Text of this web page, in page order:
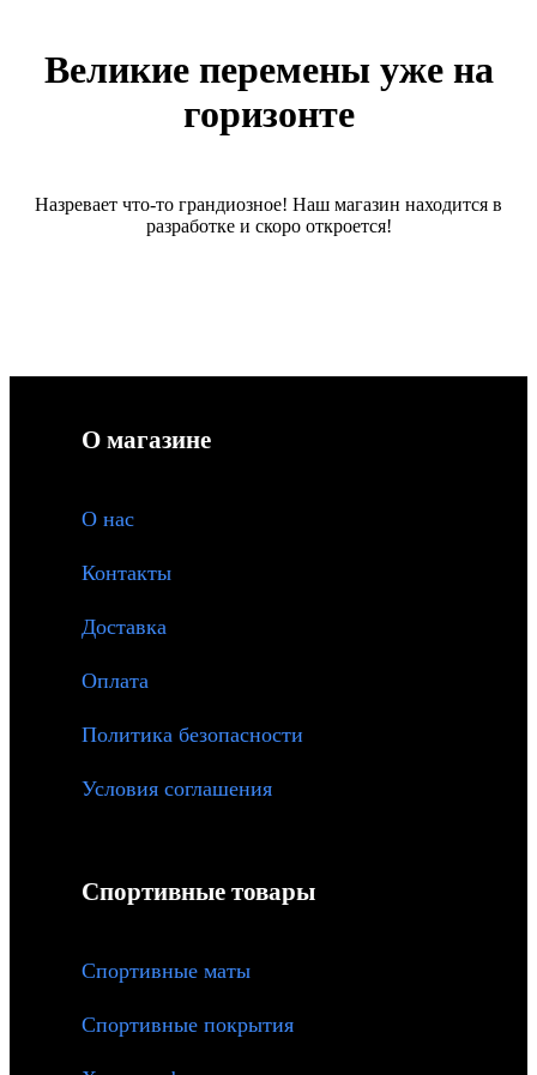
Великие перемены уже на
горизонте
Назревает что-то грандиозное! Наш магазин находится в
разработке и скоро откроется!
О магазине
О нас
Контакты
Доставка
Оплата
Политика безопасности
Условия соглашения
Спортивные товары
Спортивные маты
Спортивные покрытия